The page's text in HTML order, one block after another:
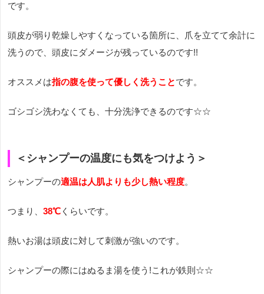
です。
頭皮が弱り乾燥しやすくなっている箇所に、爪を立てて余計に
洗うので、頭皮にダメージが残っているのです!!
オススメは指の腹を使って優しく洗うことです。
ゴシゴシ洗わなくても、十分洗浄できるのです☆☆
＜シャンプーの温度にも気をつけよう＞
シャンプーの適温は人肌よりも少し熱い程度。
つまり、 38℃ くらいです。
熱いお湯は頭皮に対して刺激が強いのです。
シャンプーの際にはぬるま湯を使う!これが鉄則☆☆